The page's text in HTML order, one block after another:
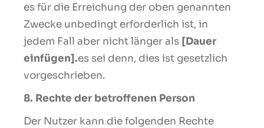
es für die Erreichung der oben genannten
Zwecke unbedingt erforderlich ist, in
jedem Fall aber nicht länger als [Dauer
einfügen].es sei denn, dies ist gesetzlich
vorgeschrieben.
8. Rechte der betroffenen Person
Der Nutzer kann die folgenden Rechte